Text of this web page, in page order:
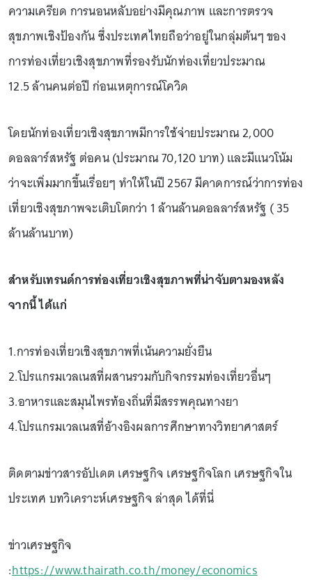
ความเครียด การนอนหลับอย่างมีคุณภาพ และการตรวจ
สุขภาพเชิงป้องกัน ซึ่งประเทศไทยถือว่าอยู่ในกลุ่มต้นๆ ของ
การท่องเที่ยวเชิงสุขภาพที่รองรับนักท่องเที่ยวประมาณ
12.5 ล้านคนต่อปี ก่อนเหตุการณ์โควิด
โดยนักท่องเที่ยวเชิงสุขภาพมีการใช้จ่ายประมาณ 2,000
ดอลลาร์สหรัฐ ต่อคน (ประมาณ 70,120 บาท) และมีแนวโน้ม
ว่าจะเพิ่มมากขึ้นเรื่อยๆ ทำให้ในปี 2567 มีคาดการณ์ว่าการท่อง
เที่ยวเชิงสุขภาพจะเติบโตกว่า 1 ล้านล้านดอลลาร์สหรัฐ ( 35
ล้านล้านบาท)
สำหรับเทรนด์การท่องเที่ยวเชิงสุขภาพที่น่าจับตามองหลัง
จากนี้ ได้แก่
1.การท่องเที่ยวเชิงสุขภาพที่เน้นความยั่งยืน
2.โปรแกรมเวลเนสที่ผสานรวมกับกิจกรรมท่องเที่ยวอื่นๆ
3.อาหารและสมุนไพรท้องถิ่นที่มีสรรพคุณทางยา
4.โปรแกรมเวลเนสที่อ้างอิงผลการศึกษาทางวิทยาศาสตร์
ติดตามข่าวสารอัปเดต เศรษฐกิจ เศรษฐกิจโลก เศรษฐกิจใน
ประเทศ บทวิเคราะห์เศรษฐกิจ ล่าสุด ได้ที่นี่
ข่าวเศรษฐกิจ
:https://www.thairath.co.th/money/economics